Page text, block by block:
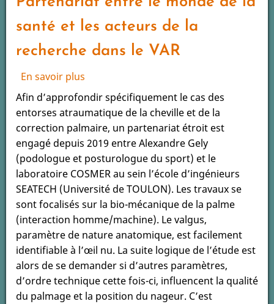
santé et les acteurs de la
recherche dans le VAR
En savoir plus
Partenariat
entre
monde
la
santé
acteurs
de
recherche
dans
Afin d’approfondir spécifiquement le cas des
entorses atraumatique de la cheville et de la
correction palmaire, un partenariat étroit est
engagé depuis 2019 entre Alexandre Gely
(podologue et posturologue du sport) et le
laboratoire COSMER au sein l’école d’ingénieurs
SEATECH (Université de TOULON). Les travaux se
sont focalisés sur la bio-mécanique de la palme
(interaction homme/machine). Le valgus,
paramètre de nature anatomique, est facilement
identifiable à l’œil nu. La suite logique de l’étude est
alors de se demander si d’autres paramètres,
d’ordre technique cette fois-ci, influencent la qualité
du palmage et la position du nageur. C’est